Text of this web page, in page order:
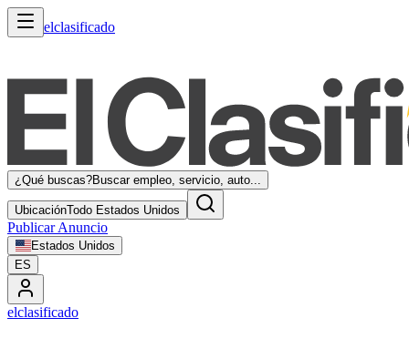
elclasificado
¿Qué buscas?Buscar empleo, servicio, auto...
UbicaciónTodo Estados Unidos
Publicar Anuncio
Estados Unidos
ES
elclasificado